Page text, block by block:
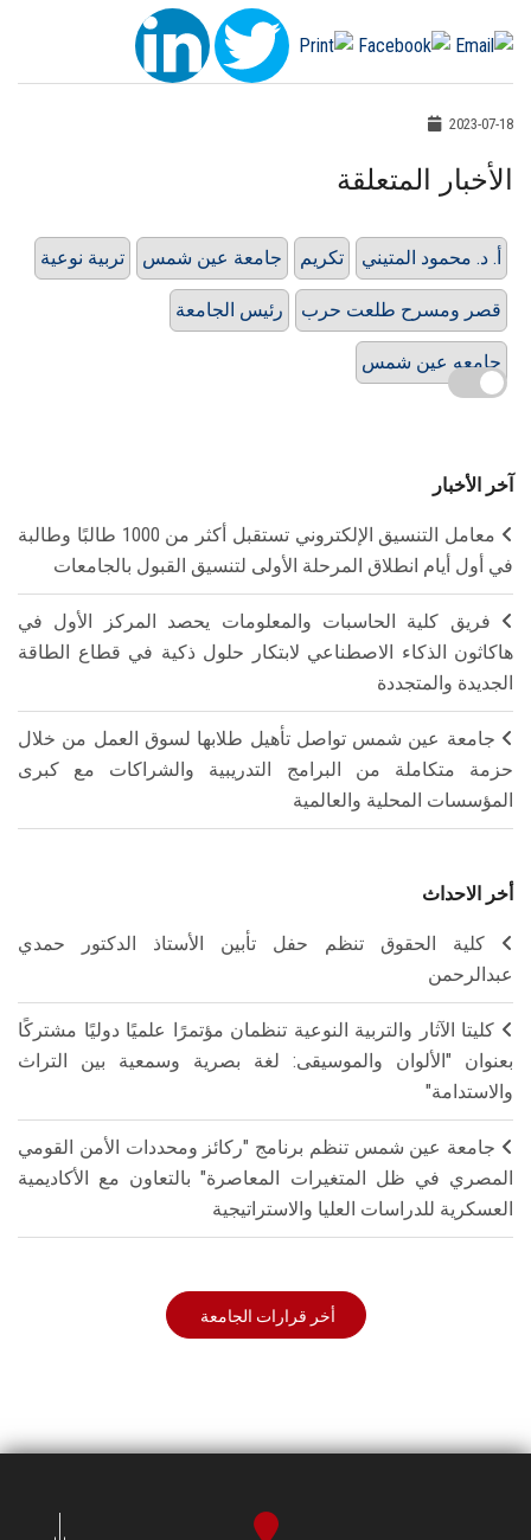
2023-07-18
الأخبار المتعلقة
تربية نوعية جامعة عين شمس تكريم أ. د. محمود المتيني
رئيس الجامعة قصر ومسرح طلعت حرب
جامعه عين شمس
آخر الأخبار
معامل التنسيق الإلكتروني تستقبل أكثر من 1000 طالبًا وطالبة
في أول أيام انطلاق المرحلة الأولى لتنسيق القبول بالجامعات
فريق كلية الحاسبات والمعلومات يحصد المركز الأول في
هاكاثون الذكاء الاصطناعي لابتكار حلول ذكية في قطاع الطاقة
الجديدة والمتجددة
جامعة عين شمس تواصل تأهيل طلابها لسوق العمل من خلال
حزمة متكاملة من البرامج التدريبية والشراكات مع كبرى
المؤسسات المحلية والعالمية
أخر الاحداث
كلية الحقوق تنظم حفل تأبين الأستاذ الدكتور حمدي
عبدالرحمن
كليتا الآثار والتربية النوعية تنظمان مؤتمرًا علميًا دوليًا مشتركًا
بعنوان "الألوان والموسيقى: لغة بصرية وسمعية بين التراث
والاستدامة"
جامعة عين شمس تنظم برنامج "ركائز ومحددات الأمن القومي
المصري في ظل المتغيرات المعاصرة" بالتعاون مع الأكاديمية
العسكرية للدراسات العليا والاستراتيجية
أخر قرارات الجامعة